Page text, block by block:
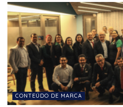
CONTEÚDO DE MARCA